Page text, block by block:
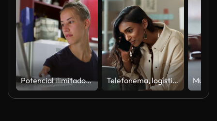
Potencial ilimitado: abraçando o trabalho remoto com paixão e perseverança de uma jovem com deficiência Telefonema, logística e mulher no laptop para entrega, cadeia de suprimentos e pequenos negócios. Startup de comércio eletrônico, compras on-line e pessoa falando no celular para site, pedido e estoque de envio